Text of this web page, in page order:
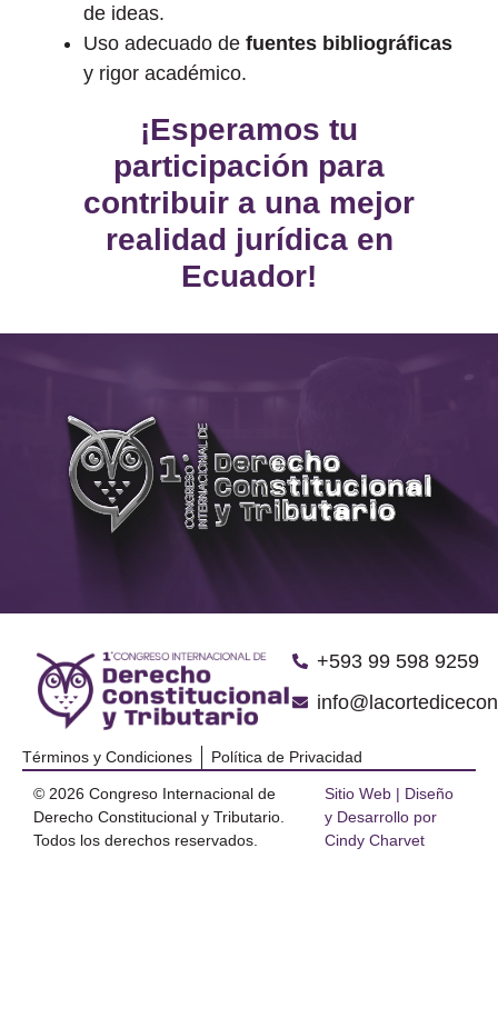
de ideas.
Uso adecuado de fuentes bibliográficas
y rigor académico.
¡Esperamos tu
participación para
contribuir a una mejor
realidad jurídica en
Ecuador!
‪+593 99 598 9259‬
Términos y Condiciones Política de Privacidad
© 2026 Congreso Internacional de
Derecho Constitucional y Tributario.
Todos los derechos reservados.
Sitio Web | Diseño
y Desarrollo por
Cindy Charvet